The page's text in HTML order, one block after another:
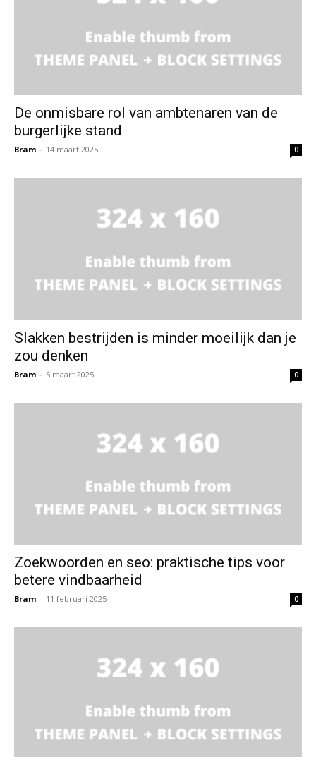
De onmisbare rol van ambtenaren van de
burgerlijke stand
Bram - 14 maart 2025 0
Slakken bestrijden is minder moeilijk dan je
zou denken
Bram - 5 maart 2025 0
Zoekwoorden en seo: praktische tips voor
betere vindbaarheid
Bram - 11 februari 2025 0